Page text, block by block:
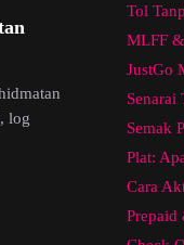
log
Tol
MLFF
JustGo
Senarai
Semak
Plat:
Cara
Prepaid